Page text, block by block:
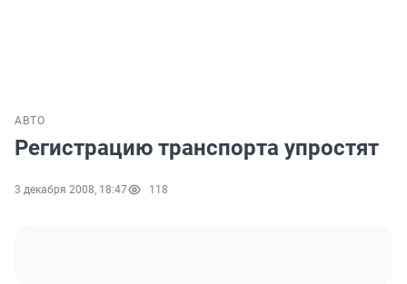
АВТО
Регистрацию транспорта упростят
3 декабря 2008, 18:47 118